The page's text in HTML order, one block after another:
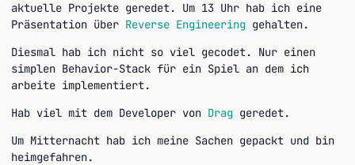
aktuelle Projekte geredet. Um 13 Uhr hab ich eine
Präsentation über Reverse Engineering gehalten.
Diesmal hab ich nicht so viel gecodet. Nur einen
simplen Behavior-Stack für ein Spiel an dem ich
arbeite implementiert.
Hab viel mit dem Developer von Drag geredet.
Um Mitternacht hab ich meine Sachen gepackt und bin
heimgefahren.